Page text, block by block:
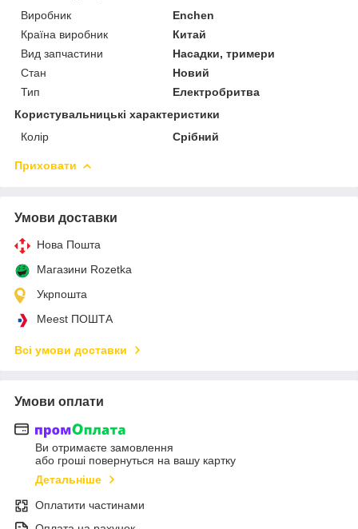
Виробник
Enchen
Країна виробник
Китай
Вид запчастини
Насадки, тримери
Стан
Новий
Тип
Електробритва
Користувальницькі характеристики
Колір
Срібний
Приховати
Умови доставки
Нова Пошта
Магазини Rozetka
Укрпошта
Meest ПОШТА
Всі умови доставки
Умови оплати
Ви отримаєте замовлення
або гроші повернуться на вашу картку
Детальніше
Оплатити частинами